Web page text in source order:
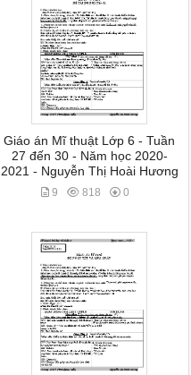
Giáo án Mĩ thuật Lớp 6 - Tuần
27 đến 30 - Năm học 2020-
2021 - Nguyễn Thị Hoài Hương
9 818 0